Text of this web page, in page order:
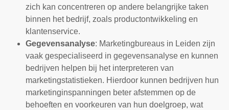
zich kan concentreren op andere belangrijke taken
binnen het bedrijf, zoals productontwikkeling en
klantenservice.
Gegevensanalyse: Marketingbureaus in Leiden zijn
vaak gespecialiseerd in gegevensanalyse en kunnen
bedrijven helpen bij het interpreteren van
marketingstatistieken. Hierdoor kunnen bedrijven hun
marketinginspanningen beter afstemmen op de
behoeften en voorkeuren van hun doelgroep, wat